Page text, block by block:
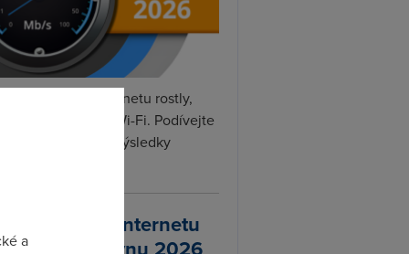
rychlosti internetu rostly,
DSL, optika i Wi-Fi. Podívejte
naše nejnovější výsledky
Wi-Fi internetu
a